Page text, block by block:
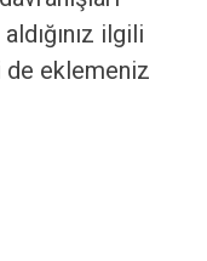
ilgili
de eklemeniz